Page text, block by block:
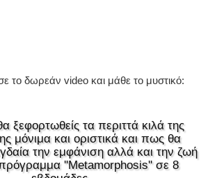
το δωρεάν video και μάθε το μυστικό:
ξεφορτωθείς τα περιττά κιλά της
μόνιμα και οριστικά και πως θα
την εμφάνιση αλλά και την ζωή
''Metamorphosis'' σε 8